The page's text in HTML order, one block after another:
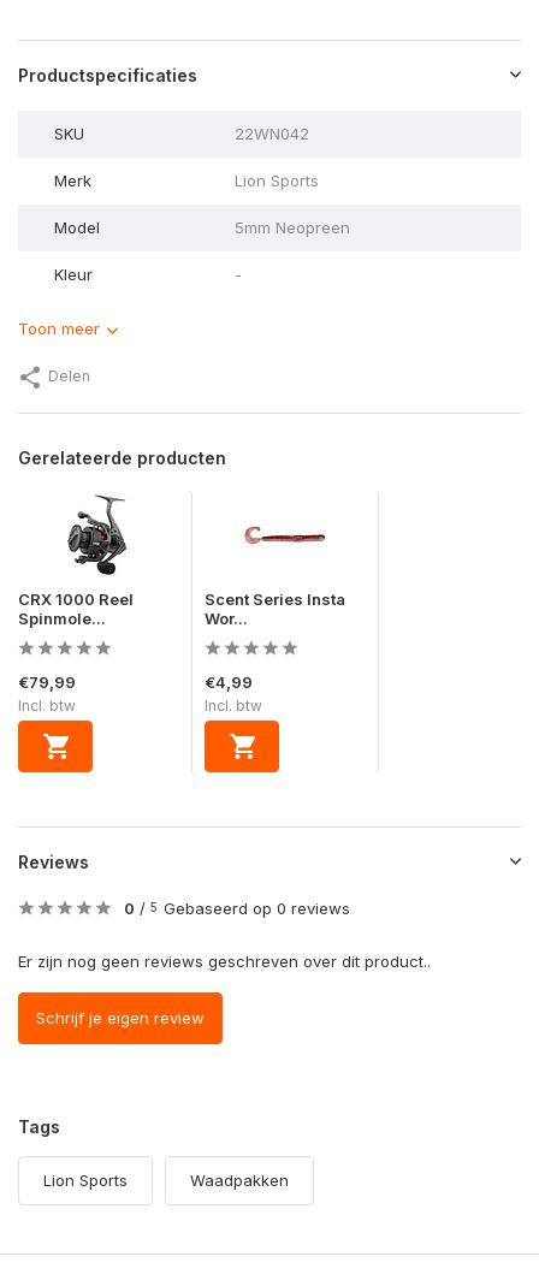
Productspecificaties
SKU 22WN042
Merk Lion Sports
Model 5mm Neopreen
Kleur -
Toon meer
Delen
Gerelateerde producten
CRX 1000 Reel
Spinmole...
€79,99
Incl. btw
Scent Series Insta
Wor...
€4,99
Incl. btw
Reviews
0 / 5 Gebaseerd op 0 reviews
Er zijn nog geen reviews geschreven over dit product..
Schrijf je eigen review
Tags
Lion Sports Waadpakken